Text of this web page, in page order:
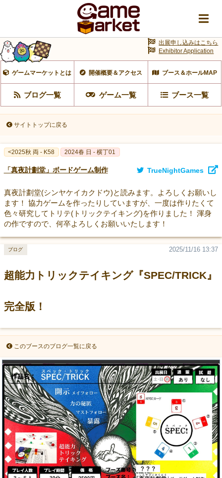
ゲームマーケットとは 開催概要＆アクセス ブース＆ホールMAP
ブログ一覧 ゲーム一覧 ブース一覧
出展申し込みはこちら
Exhibitor Application
サイトトップに戻る
<2025秋 両 - K58 2024春 日 - 横丁01
「真夜計劃堂」ボードゲーム制作 TrueNightGames
真夜計劃堂(シンヤケイカクドウ)と読みます。よろしくお願いし
ます！ 協力ゲームを作ったりしていますが、一度は作りたくて
色々研究してトリテ(トリックテイキング)を作りました！ 渾身
の作ですので、何卒よろしくお願いいたします！
超能力トリックテイキング『SPEC/TRICK』
完全版！
2025/11/16 13:37
ブログ
このブースのブログ一覧に戻る